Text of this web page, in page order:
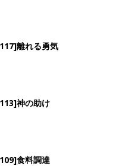
離れる勇気
神の助け
食料調達